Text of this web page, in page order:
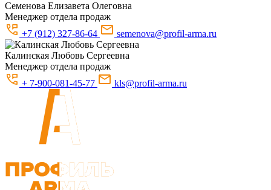
Семенова Елизавета Олеговна
Менеджер отдела продаж
+7 (912) 327-86-64
semenova@profil-arma.ru
Калинская Любовь Сергеевна
Менеджер отдела продаж
+ 7-900-081-45-77
kls@profil-arma.ru